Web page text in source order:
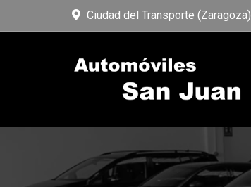
Ciudad del Transporte (Zaragoza)